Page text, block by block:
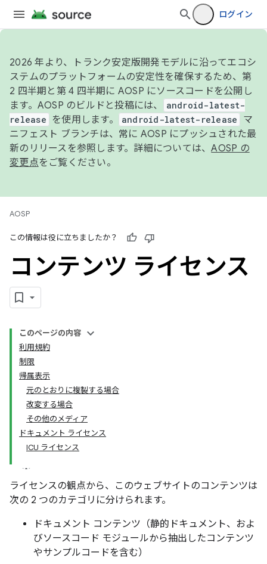
ログイン
2026 年より、トランク安定版開発モデルに沿ってエコシ
ステムのプラットフォームの安定性を確保するため、第
2 四半期と第 4 四半期に AOSP にソースコードを公開し
ます。AOSP のビルドと投稿には、
android-latest-
release
を使用します。 android-latest-release
マ
ニフェスト ブランチは、常に AOSP にプッシュされた最
新のリリースを参照します。詳細については、AOSP の
変更点をご覧ください。
AOSP
この情報は役に立ちましたか？
コンテンツ ライセンス
このページの内容
利用規約
制限
帰属表示
元のとおりに複製する場合
改変する場合
その他のメディア
ドキュメント ライセンス
ICU ライセンス
ライセンスの観点から、このウェブサイトのコンテンツは
次の 2 つのカテゴリに分けられます。
ドキュメント コンテンツ（静的ドキュメント、およ
びソースコード モジュールから抽出したコンテンツ
やサンプルコードを含む）